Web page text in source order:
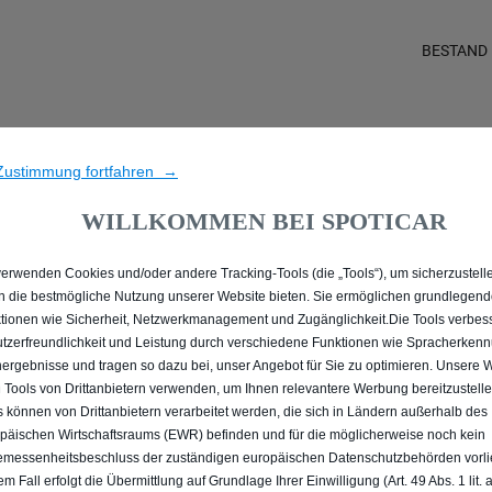
BESTAND
MIT DIESEL
fortfahren →
WILLKOMMEN BEI SPOTICAR
Cookies und/oder andere Tracking-Tools (die „Tools“), um
die bestmögliche Nutzung unserer Website bieten. Sie ermöglichen
wie Sicherheit, Netzwerkmanagement und Zugänglichkeit.Die Tools
und Leistung durch verschiedene Funktionen wie
und tragen so dazu bei, unser Angebot für Sie zu optimieren. Unsere
Tools von Drittanbietern verwenden, um Ihnen relevantere Werbung
können von Drittanbietern verarbeitet werden, die sich in Ländern außerhalb des
Wirtschaftsraums (EWR) befinden und für die möglicherweise noch kein
der zuständigen europäischen Datenschutzbehörden
Fall erfolgt die Übermittlung auf Grundlage Ihrer Einwilligung (Art. 49 Abs. 1 lit.